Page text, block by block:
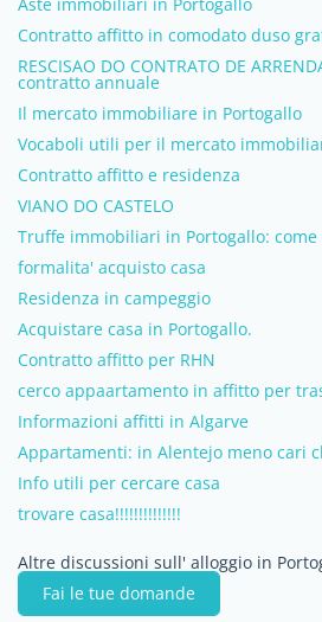
Contratto affitto in comodato duso
RESCISAO DO CONTRATO DE
contratto annuale
Il mercato immobiliare in Portogallo
Vocaboli utili per il mercato
Contratto affitto e residenza
VIANO DO CASTELO
Truffe immobiliari in Portogallo:
formalita' acquisto casa
Residenza in campeggio
Acquistare casa in Portogallo.
Contratto affitto per RHN
cerco appaartamento in affitto per
Informazioni affitti in Algarve
Appartamenti: in Alentejo meno cari
Info utili per cercare casa
trovare casa!!!!!!!!!!!!!!
Altre discussioni sull' alloggio in
Fai le tue domande